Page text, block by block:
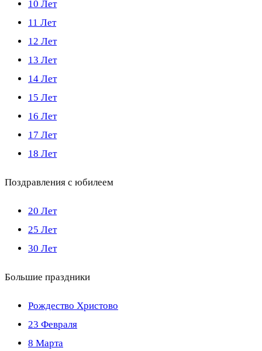
10 Лет
11 Лет
12 Лет
13 Лет
14 Лет
15 Лет
16 Лет
17 Лет
18 Лет
Поздравления с юбилеем
20 Лет
25 Лет
30 Лет
Большие праздники
Рождество Христово
23 Февраля
8 Марта